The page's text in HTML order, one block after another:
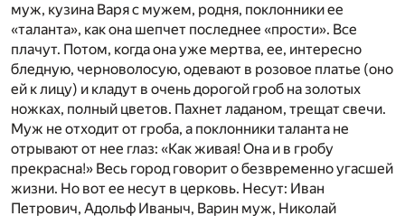
муж, кузина Варя с мужем, родня, поклонники ее
«таланта», как она шепчет последнее «прости». Все
плачут. Потом, когда она уже мертва, ее, интересно
бледную, черноволосую, одевают в розовое платье (оно
ей к лицу) и кладут в очень дорогой гроб на золотых
ножках, полный цветов. Пахнет ладаном, трещат свечи.
Муж не отходит от гроба, а поклонники таланта не
отрывают от нее глаз: «Как живая! Она и в гробу
прекрасна!» Весь город говорит о безвременно угасшей
жизни. Но вот ее несут в церковь. Несут: Иван
Петрович, Адольф Иваныч, Варин муж, Николай